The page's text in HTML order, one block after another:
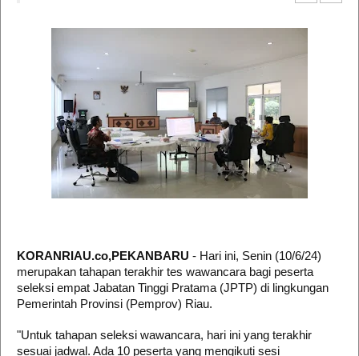
KORANRIAU.co,PEKANBARU - Hari ini, Senin (10/6/24)
merupakan tahapan terakhir tes wawancara bagi peserta
seleksi empat Jabatan Tinggi Pratama (JPTP) di lingkungan
Pemerintah Provinsi (Pemprov) Riau.
"Untuk tahapan seleksi wawancara, hari ini yang terakhir
sesuai jadwal. Ada 10 peserta yang mengikuti sesi